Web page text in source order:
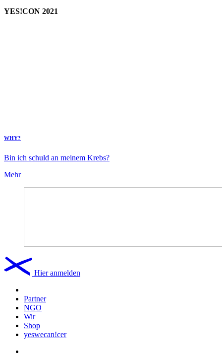
YES!CON 2021
WHY?
Bin ich schuld an meinem Krebs?
Mehr
Hier anmelden
Partner
NGO
Wir
Shop
yeswecan!cer